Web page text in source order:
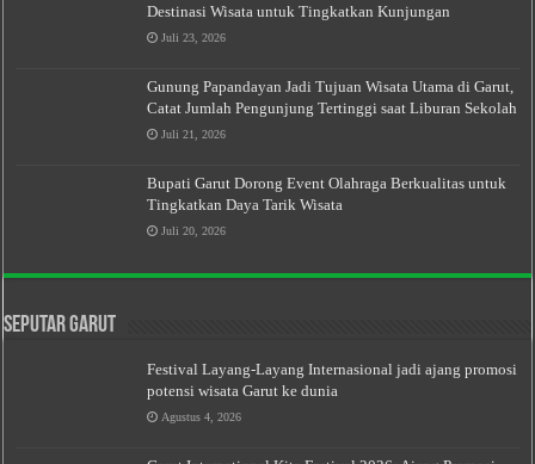
Destinasi Wisata untuk Tingkatkan Kunjungan
Juli 23, 2026
Gunung Papandayan Jadi Tujuan Wisata Utama di Garut,
Catat Jumlah Pengunjung Tertinggi saat Liburan Sekolah
Juli 21, 2026
Bupati Garut Dorong Event Olahraga Berkualitas untuk
Tingkatkan Daya Tarik Wisata
Juli 20, 2026
Seputar Garut
Festival Layang-Layang Internasional jadi ajang promosi
potensi wisata Garut ke dunia
Agustus 4, 2026